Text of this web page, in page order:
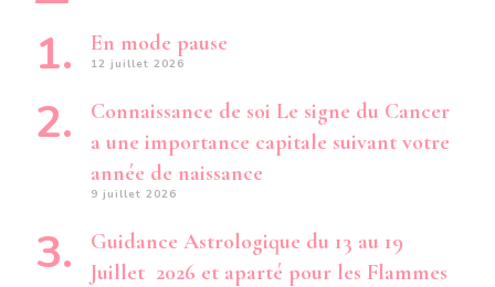
En mode pause
12 juillet 2026
Connaissance de soi Le signe du Cancer
a une importance capitale suivant votre
année de naissance
9 juillet 2026
Guidance Astrologique du 13 au 19
Juillet 2026 et aparté pour les Flammes